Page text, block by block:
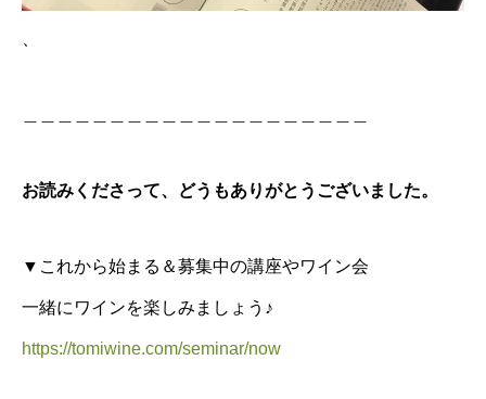
お読みくださって、どうもありがとうございました。
▼これから始まる＆募集中の講座やワイン会
一緒にワインを楽しみましょう♪
https://tomiwine.com/seminar/now